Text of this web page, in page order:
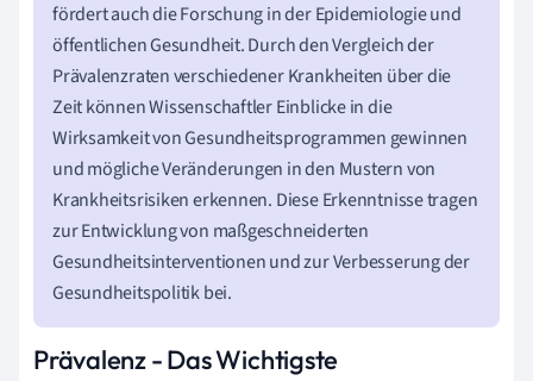
fördert auch die Forschung in der Epidemiologie und
öffentlichen Gesundheit. Durch den Vergleich der
Prävalenzraten verschiedener Krankheiten über die
Zeit können Wissenschaftler Einblicke in die
Wirksamkeit von Gesundheitsprogrammen gewinnen
und mögliche Veränderungen in den Mustern von
Krankheitsrisiken erkennen. Diese Erkenntnisse tragen
zur Entwicklung von maßgeschneiderten
Gesundheitsinterventionen und zur Verbesserung der
Gesundheitspolitik bei.
Prävalenz - Das Wichtigste